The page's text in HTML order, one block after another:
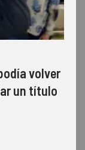
volver
un título